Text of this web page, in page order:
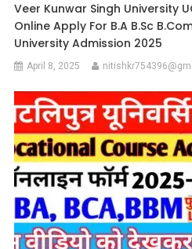
Veer Kunwar Singh University
Online Apply For B.A B.Sc
University Admission 2025
April 8, 2025